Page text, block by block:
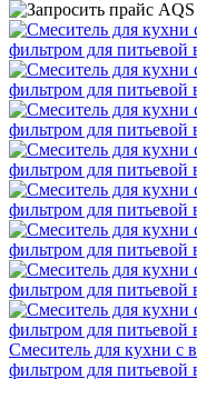
Смеситель для кухни с
фильтром для питьевой